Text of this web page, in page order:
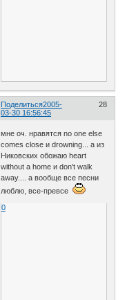
Поделиться 28
2005-
03-30 16:56:45
мне оч. нравятся no one else
comes close и drowning... а из
Никовских обожаю heart
without a home и don't walk
away.... а вообще все песни
люблю, все-превсе
0